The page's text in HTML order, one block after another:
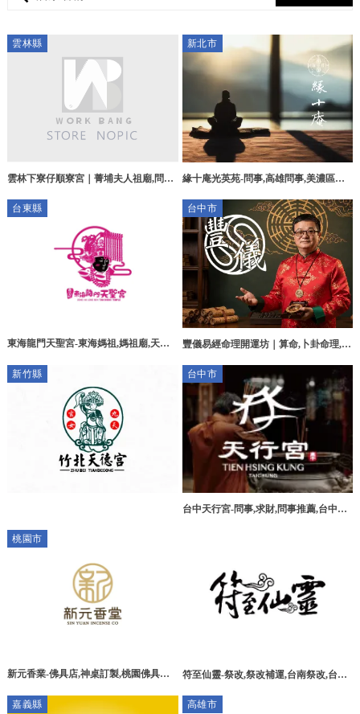
雲林縣
雲林下寮仔順寮宮｜菁埔夫人祖廟,問事,
新北市
緣十庵光英苑-問事,高雄問事,美濃區問
推薦
台東縣
東海龍門天聖宮-東海媽祖,媽祖廟,天上
補財庫
台中市
豐儀易經命理開運坊｜算命,卜卦命理,台
新竹縣
台中市
台中天行宮-問事,求財,問事推薦,台中問
桃園市
新元香業-佛具店,神桌訂製,桃園佛具店,
訂製
符至仙靈-祭改,祭改補運,台南祭改,台南
嘉義縣
高雄市